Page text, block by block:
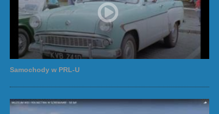
Samochody w PRL-U